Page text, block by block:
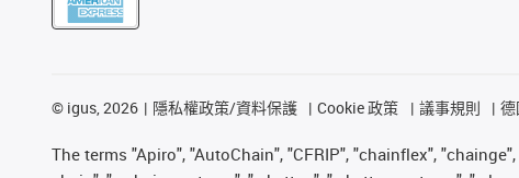
© igus, 2026 隱私權政策/資料保護 Cookie 政策 議事規則
The terms "Apiro", "AutoChain", "CFRIP", "chainflex",